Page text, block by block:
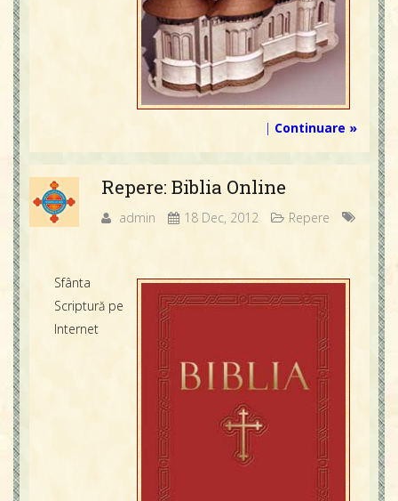
| Continuare »
Repere: Biblia Online
admin 18 Dec, 2012 Repere
Sfânta
Scriptură pe
Internet